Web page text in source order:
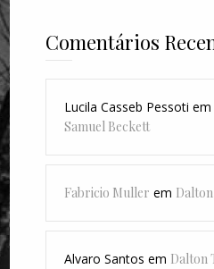
Comentários
Lucila Casseb Pessoti em
Samuel Beckett
Fabricio Muller em
Alvaro Santos em Dalton